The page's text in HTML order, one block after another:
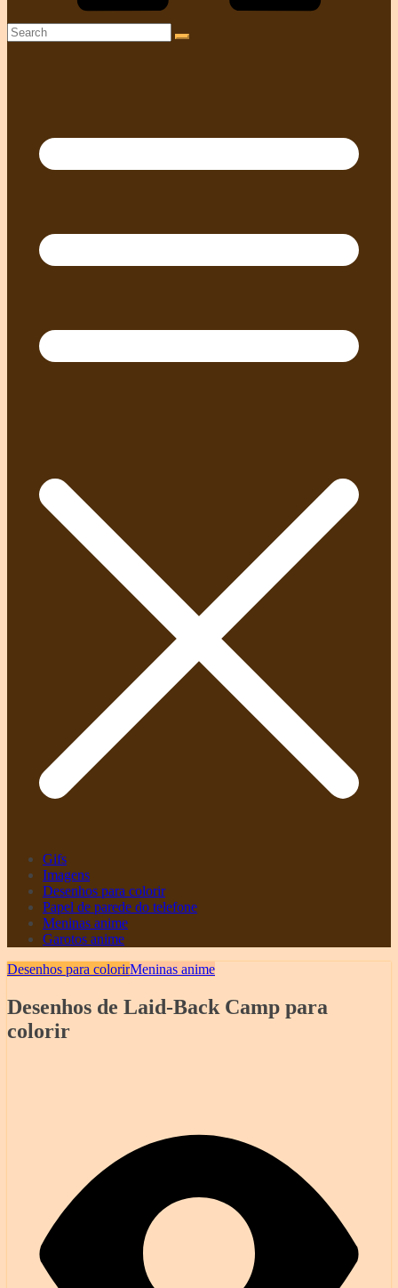
Gifs
Imagens
Desenhos para colorir
Papel de parede do telefone
Meninas anime
Garotos anime
Desenhos para colorirMeninas anime
Desenhos de Laid-Back Camp para
colorir